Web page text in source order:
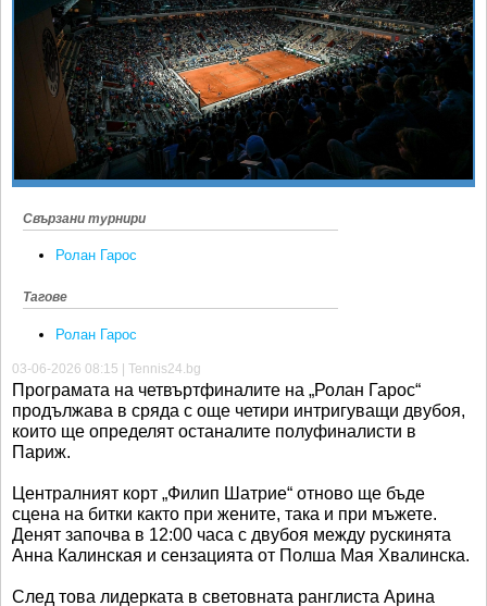
SOFIA OPEN
КЛУБОВЕ
БЛОГ
ВИДЕО
Ретро
Спорт&Фитнес
Други
Любители
Свързани турнири
Ролан Гарос
Тагове
Ролан Гарос
03-06-2026 08:15 | Tennis24.bg
Програмата на четвъртфиналите на „Ролан Гарос“
продължава в сряда с още четири интригуващи двубоя,
които ще определят останалите полуфиналисти в
Париж.
Централният корт „Филип Шатрие“ отново ще бъде
сцена на битки както при жените, така и при мъжете.
Денят започва в 12:00 часа с двубоя между рускинята
Анна Калинская и сензацията от Полша Мая Хвалинска.
След това лидерката в световната ранглиста Арина